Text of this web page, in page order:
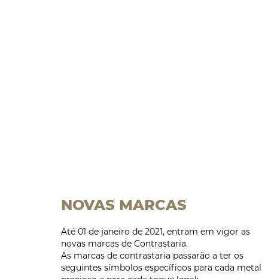
NOVAS MARCAS
Até 01 de janeiro de 2021, entram em vigor as
novas marcas de Contrastaria.
As marcas de contrastaria passarão a ter os
seguintes símbolos específicos para cada metal